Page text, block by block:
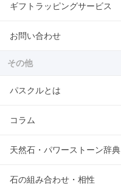
ギフトラッピングサービス
お問い合わせ
その他
パスクルとは
コラム
天然石・パワーストーン辞典
石の組み合わせ・相性